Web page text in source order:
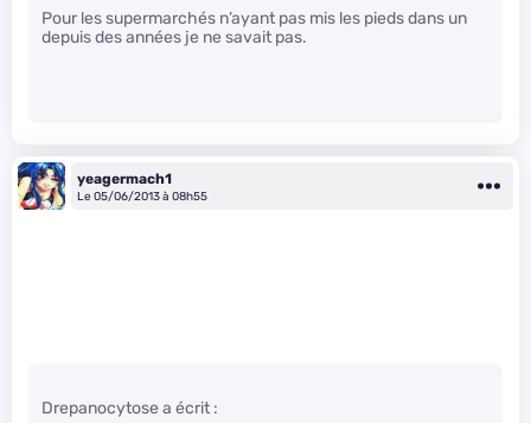
Pour les supermarchés n’ayant pas mis les pieds dans un
depuis des années je ne savait pas.
yeagermach1
Le 05/06/2013 à 08h55
Drepanocytose a écrit :